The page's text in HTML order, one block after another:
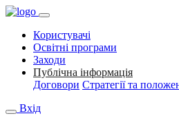
Користувачі
Освітні програми
Заходи
Публічна інформація
Договори Стратегії та
Вхід